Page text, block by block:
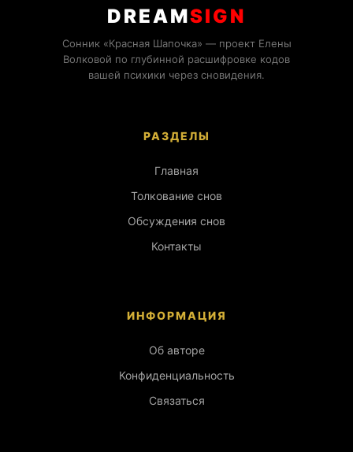
DREAMSIGN
Сонник «Красная Шапочка» — проект Елены
Волковой по глубинной расшифровке кодов
вашей психики через сновидения.
РАЗДЕЛЫ
Главная
Толкование снов
Обсуждения снов
Контакты
ИНФОРМАЦИЯ
Об авторе
Конфиденциальность
Связаться